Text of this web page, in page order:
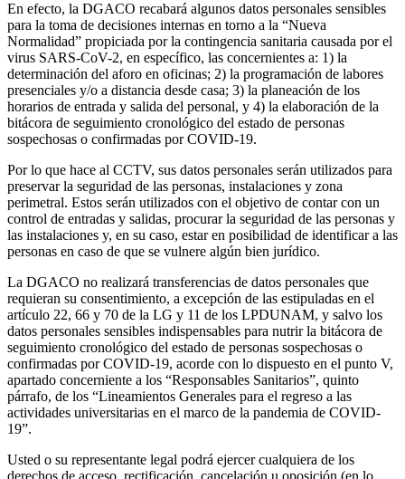
En efecto, la DGACO recabará algunos datos personales sensibles
para la toma de decisiones internas en torno a la “Nueva
Normalidad” propiciada por la contingencia sanitaria causada por el
virus SARS-CoV-2, en específico, las concernientes a: 1) la
determinación del aforo en oficinas; 2) la programación de labores
presenciales y/o a distancia desde casa; 3) la planeación de los
horarios de entrada y salida del personal, y 4) la elaboración de la
bitácora de seguimiento cronológico del estado de personas
sospechosas o confirmadas por COVID-19.
Por lo que hace al CCTV, sus datos personales serán utilizados para
preservar la seguridad de las personas, instalaciones y zona
perimetral. Estos serán utilizados con el objetivo de contar con un
control de entradas y salidas, procurar la seguridad de las personas y
las instalaciones y, en su caso, estar en posibilidad de identificar a las
personas en caso de que se vulnere algún bien jurídico.
La DGACO no realizará transferencias de datos personales que
requieran su consentimiento, a excepción de las estipuladas en el
artículo 22, 66 y 70 de la LG y 11 de los LPDUNAM, y salvo los
datos personales sensibles indispensables para nutrir la bitácora de
seguimiento cronológico del estado de personas sospechosas o
confirmadas por COVID-19, acorde con lo dispuesto en el punto V,
apartado concerniente a los “Responsables Sanitarios”, quinto
párrafo, de los “Lineamientos Generales para el regreso a las
actividades universitarias en el marco de la pandemia de COVID-
19”.
Usted o su representante legal podrá ejercer cualquiera de los